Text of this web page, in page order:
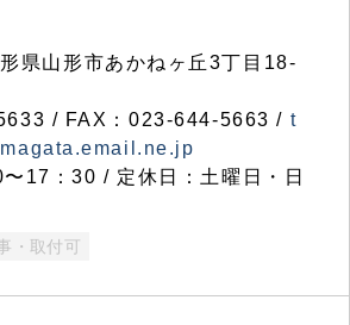
県山形市あかねヶ丘3丁目18-
/ FAX：023-644-5663 / t
17：30 / 定休日：土曜日・日
・取付可